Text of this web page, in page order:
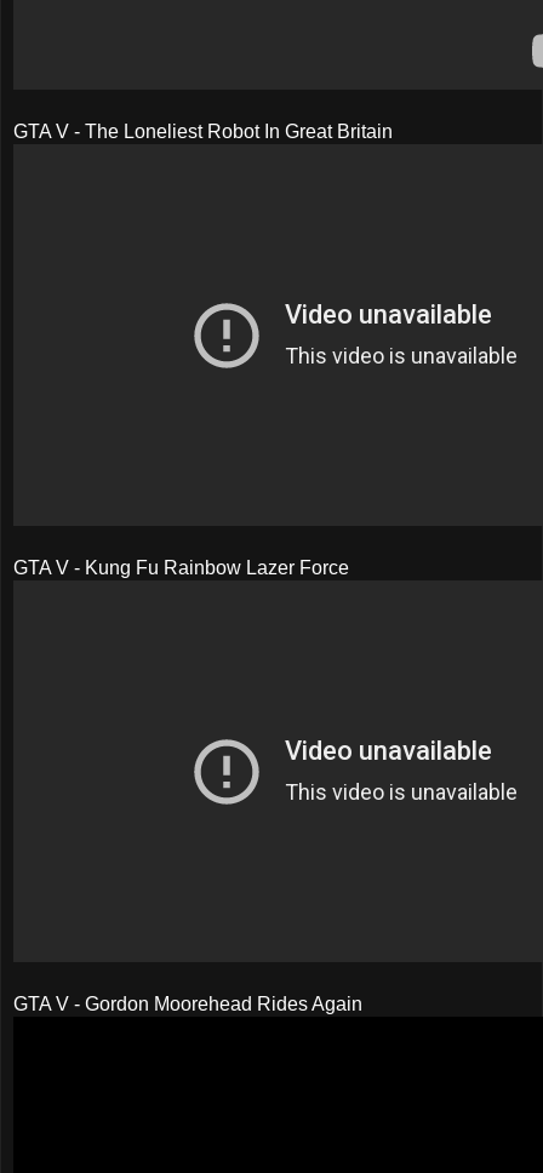
GTA V - The Loneliest Robot In Great Britain
GTA V - Kung Fu Rainbow Lazer Force
GTA V - Gordon Moorehead Rides Again